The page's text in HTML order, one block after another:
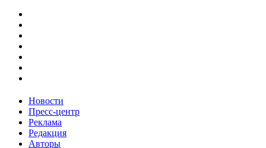
Новости
Пресс-центр
Реклама
Редакция
Авторы